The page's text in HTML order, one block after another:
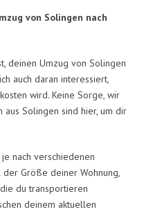
von Solingen nach
deinen Umzug von Solingen
auch daran interessiert,
wird. Keine Sorge, wir
Solingen sind hier, um dir
nach verschiedenen
Größe deiner Wohnung,
du transportieren
deinem aktuellen